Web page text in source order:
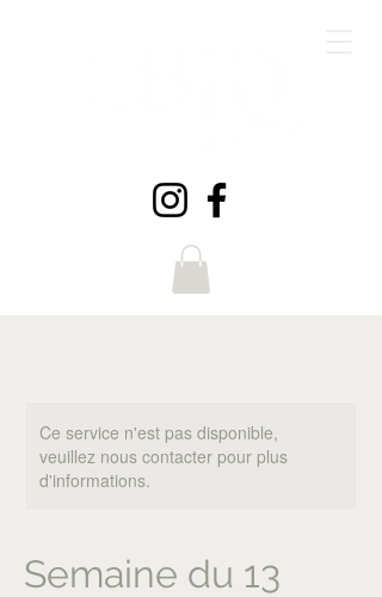
Ce service n'est pas disponible,
veuillez nous contacter pour plus
d'informations.
Semaine du 13